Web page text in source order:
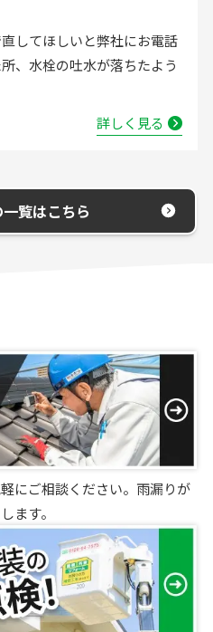
してほしいと弊社にお電話
、水栓の吐水が落ちたよう
詳しく見る
覧はこちら
にご相談ください。雨漏りが
ます。